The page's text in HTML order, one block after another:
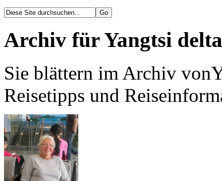
Archiv für Yangtsi delta
Sie blättern im Archiv
Reisetipps und